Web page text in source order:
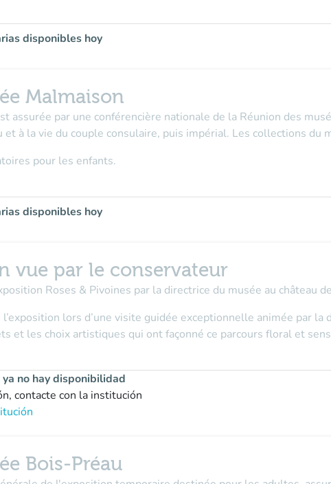
disponibles hoy
Malmaison
assurée par une conférencière nationale de la Réunion des
et à la vie du couple consulaire, puis impérial. Les collections du
pour les enfants.
disponibles hoy
vue par le conservateur
Roses & Pivoines par la directrice du musée au château
lors d’une visite guidée exceptionnelle animée par
et les choix artistiques qui ont façonné ce parcours floral et
no hay disponibilidad
contacte con la institución
Bois-Préau